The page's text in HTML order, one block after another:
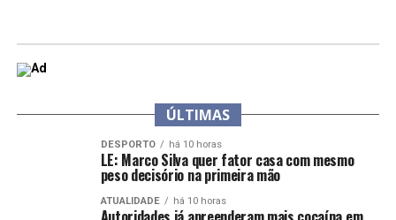
ÚLTIMAS
DESPORTO há 10 horas
LE: Marco Silva quer fator casa com mesmo
peso decisório na primeira mão
ATUALIDADE há 10 horas